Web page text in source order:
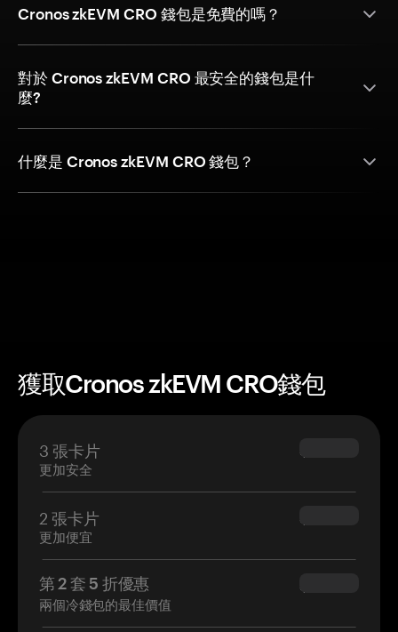
Cronos zkEVM CRO 錢包是免費的嗎？
對於 Cronos zkEVM CRO 最安全的錢包是什
麼?
什麼是 Cronos zkEVM CRO 錢包？
獲取Cronos zkEVM CRO錢包
3 張卡片
更加安全
$69.90
2 張卡片
更加便宜
$54.90
第 2 套 5 折優惠
兩個冷錢包的最佳價值
$34.95